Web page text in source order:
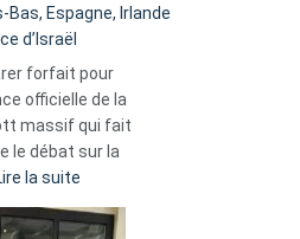
Bas, Espagne, Irlande
d’Israël
forfait pour
officielle de la
massif qui fait
le débat sur la
la suite
Eurovision